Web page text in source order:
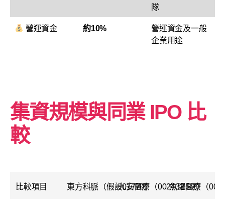
隊
營運資金 約10%
營運資金及一般
企業用途
集資規模與同業 IPO 比
較
比較項目 東方科脈（假設01770）九安醫療（002432.SZ）
魚躍醫療（